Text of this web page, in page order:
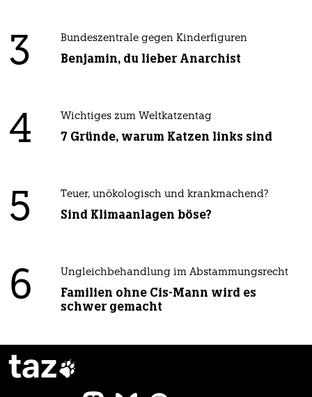
3 Bundeszentrale gegen Kinderfiguren
Benjamin, du lieber Anarchist
4 Wichtiges zum Weltkatzentag
7 Gründe, warum Katzen links sind
5 Teuer, unökologisch und krankmachend?
Sind Klimaanlagen böse?
6 Ungleichbehandlung im Abstammungsrecht
Familien ohne Cis-Mann wird es
schwer gemacht
taz